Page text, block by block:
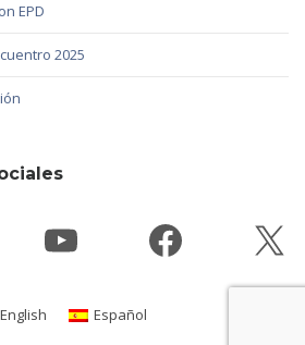
EPD
2025
YouTube X
English Español